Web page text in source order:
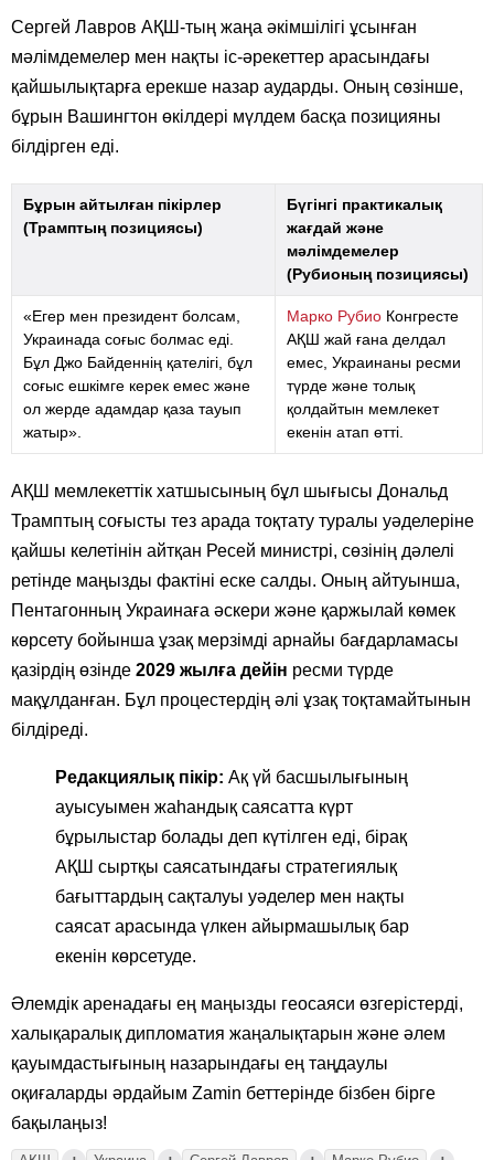
Сергей Лавров АҚШ-тың жаңа әкімшілігі ұсынған
мәлімдемелер мен нақты іс-әрекеттер арасындағы
қайшылықтарға ерекше назар аударды. Оның сөзінше,
бұрын Вашингтон өкілдері мүлдем басқа позицияны
білдірген еді.
Бұрын айтылған пікірлер
(Трамптың позициясы)
Бүгінгі практикалық
жағдай және
мәлімдемелер
(Рубионың позициясы)
«Егер мен президент болсам,
Украинада соғыс болмас еді.
Бұл Джо Байденнің қателігі, бұл
соғыс ешкімге керек емес және
ол жерде адамдар қаза тауып
жатыр».
Марко Рубио Конгресте
АҚШ жай ғана делдал
емес, Украинаны ресми
түрде және толық
қолдайтын мемлекет
екенін атап өтті.
АҚШ мемлекеттік хатшысының бұл шығысы Дональд
Трамптың соғысты тез арада тоқтату туралы уәделеріне
қайшы келетінін айтқан Ресей министрі, сөзінің дәлелі
ретінде маңызды фактіні еске салды. Оның айтуынша,
Пентагонның Украинаға әскери және қаржылай көмек
көрсету бойынша ұзақ мерзімді арнайы бағдарламасы
қазірдің өзінде 2029 жылға дейін ресми түрде
мақұлданған. Бұл процестердің әлі ұзақ тоқтамайтынын
білдіреді.
Редакциялық пікір: Ақ үй басшылығының
ауысуымен жаһандық саясатта күрт
бұрылыстар болады деп күтілген еді, бірақ
АҚШ сыртқы саясатындағы стратегиялық
бағыттардың сақталуы уәделер мен нақты
саясат арасында үлкен айырмашылық бар
екенін көрсетуде.
Әлемдік аренадағы ең маңызды геосаяси өзгерістерді,
халықаралық дипломатия жаңалықтарын және әлем
қауымдастығының назарындағы ең таңдаулы
оқиғаларды әрдайым Zamin беттерінде бізбен бірге
бақылаңыз!